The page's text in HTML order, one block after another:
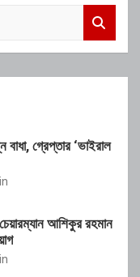
বাধা, গ্রেপ্তার ‘ভাইরাল
আশিকুর রহমান